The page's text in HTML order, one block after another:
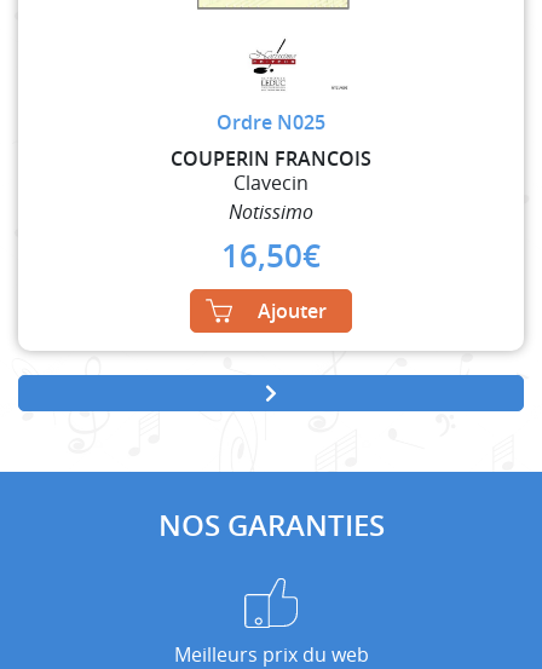
Ordre N025
COUPERIN FRANCOIS
Clavecin
Notissimo
16,50€
Ajouter
NOS GARANTIES
Meilleurs prix du web